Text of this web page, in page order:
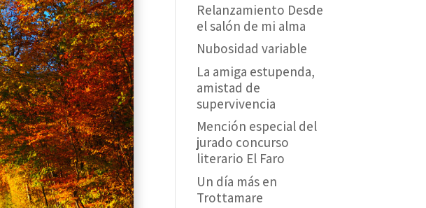
Relanzamiento Desde
el salón de mi alma
Nubosidad variable
La amiga estupenda,
amistad de
supervivencia
Mención especial del
jurado concurso
literario El Faro
Un día más en
Trottamare